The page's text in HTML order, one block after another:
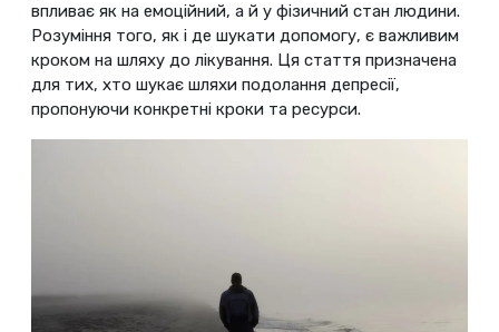
впливає як на емоційний, а й у фізичний стан людини.
Розуміння того, як і де шукати допомогу, є важливим
кроком на шляху до лікування. Ця стаття призначена
для тих, хто шукає шляхи подолання депресії,
пропонуючи конкретні кроки та ресурси.